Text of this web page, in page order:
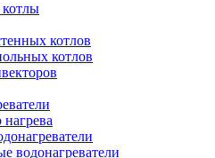
котлы
котлов
котлов
водонагреватели